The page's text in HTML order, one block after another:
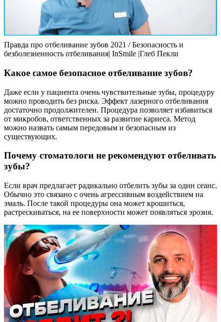
Правда про отбеливание зубов 2021 / Безопасность и
безболезненность отбеливания| InSmile |Глеб Пекли
Какое самое безопасное отбеливание зубов?
Даже если у пациента очень чувствительные зубы, процедуру
можно проводить без риска. Эффект лазерного отбеливания
достаточно продолжителен. Процедура позволяет избавиться
от микробов, ответственных за развитие кариеса. Метод
можно назвать самым передовым и безопасным из
существующих.
Почему стоматологи не рекомендуют отбеливать
зубы?
Если врач предлагает радикально отбелить зубы за один сеанс.
Обычно это связано с очень агрессивным воздействием на
эмаль. После такой процедуры она может крошиться,
растрескиваться, на ее поверхности может появляться эрозия.